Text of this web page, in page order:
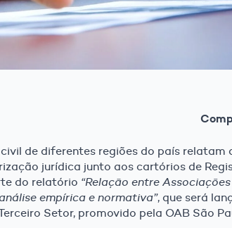
de diferentes regiões do país relatam
jurídica junto aos cartórios de
do relatório “Relação entre
empírica e normativa”, que será
Setor, promovido pela OAB São